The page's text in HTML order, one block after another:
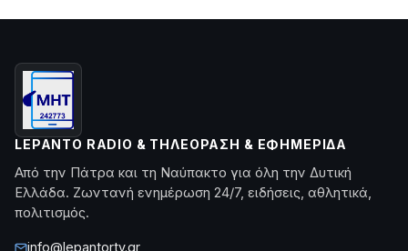
LEPANTO RADIO & ΤΗΛΕΌΡΑΣΗ & ΕΦΗΜΕΡΊΔΑ
Από την Πάτρα και τη Ναύπακτο για όλη την Δυτική
Ελλάδα. Ζωντανή ενημέρωση 24/7, ειδήσεις, αθλητικά,
πολιτισμός.
info@lepantortv.gr